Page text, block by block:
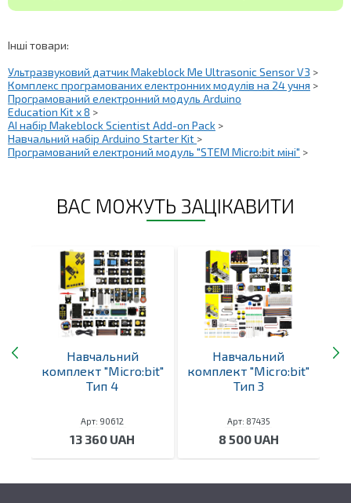
Інші товари:
Ультразвуковий датчик Makeblock Me Ultrasonic Sensor V3 >
Комплекс програмованих електронних модулів на 24 учня >
Програмований електронний модуль Arduino
Education Kit x 8 >
AI набір Makeblock Scientist Add-on Pack >
Навчальний набір Arduino Starter Kit >
Програмований електроний модуль "STEM Micro:bit міні" >
ВАС МОЖУТЬ ЗАЦІКАВИТИ
Навчальний
комплект "Micro:bit"
Тип 4
Арт: 90612
13 360 UAH
Навчальний
комплект "Micro:bit"
Тип 3
Арт: 87435
8 500 UAH